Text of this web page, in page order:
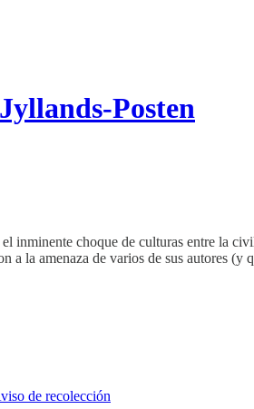
Posten
inminente choque de culturas entre la
a la amenaza de varios de sus autores (y
de recolección